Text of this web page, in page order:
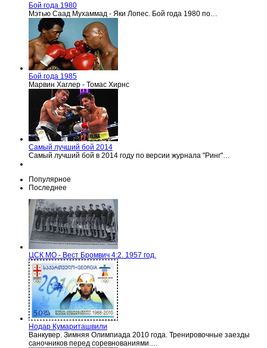
Бой года 1980
Мэтью Саад Мухаммад - Яки Лопес. Бой года 1980 по…
Бой года 1985
Марвин Хаглер - Томас Хирнс
Самый лучший бой 2014
Самый лучший бой в 2014 году по версии журнала "Ринг"…
Популярное
Последнее
ЦСК МО - Вест Бромвич 4:2. 1957 год.
Нодар Кумариташвили
Ванкувер. Зимняя Олимпиада 2010 года. Тренировочные заезды
саночников перед соревнованиями.…